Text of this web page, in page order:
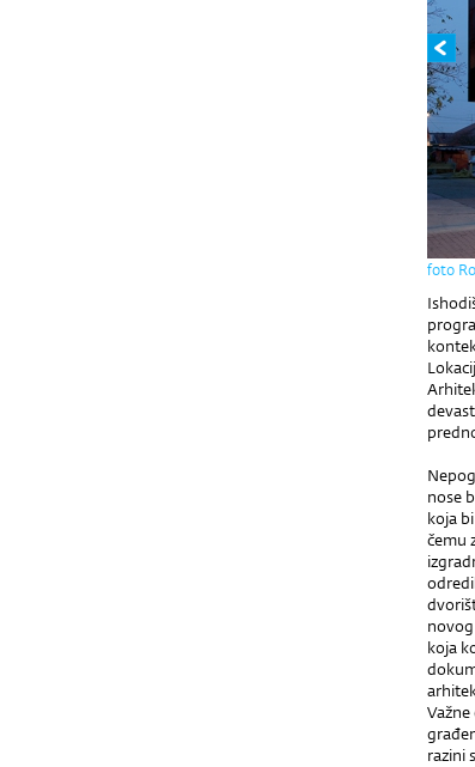
foto
nose
koja
čemu
koja
razini